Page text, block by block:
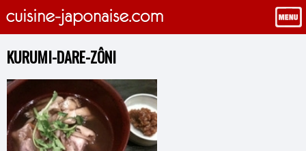
KURUMI-DARE-ZÔNI